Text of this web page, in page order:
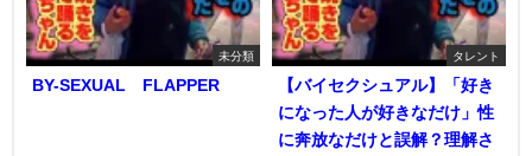
未分類
BY-SEXUAL FLAPPER
タレント
【バイセクシュアル】「好き
になった人が好きなだけ」性
に奔放なだけと誤解？理解さ